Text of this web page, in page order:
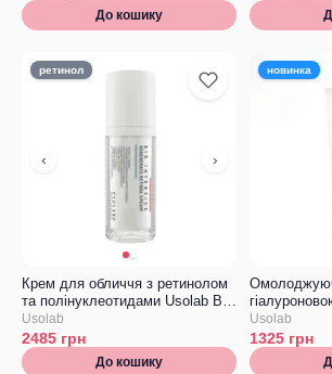
До кошику
ретинол
‹ ›
Крем для обличчя з ретинолом
та полінуклеотидами Usolab Bio
Intensive Regenerate Retinol
Cream
Usolab
2485 грн
До кошику
новинка
пептидами
Moisturizing
Usolab
1325 грн